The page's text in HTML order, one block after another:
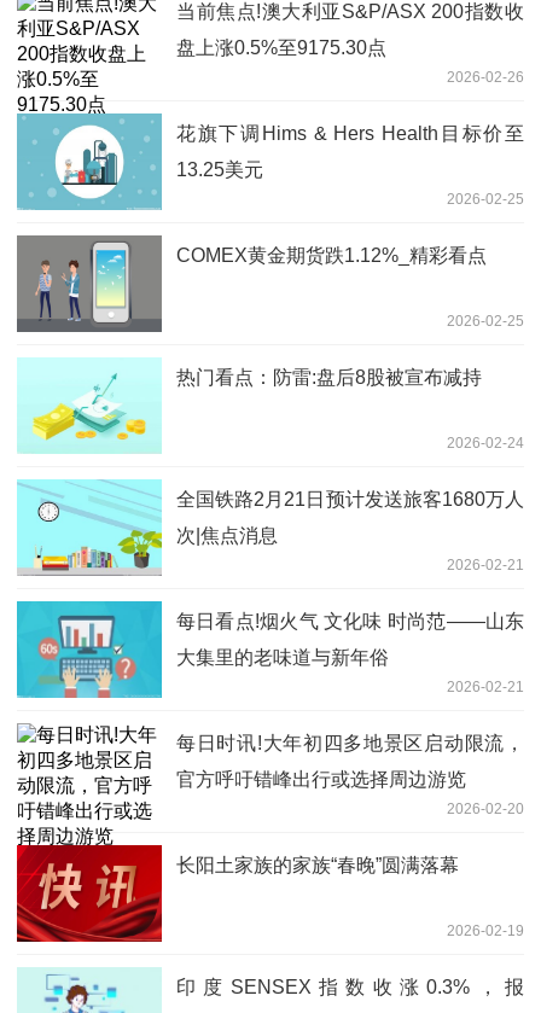
当前焦点!澳大利亚S&P/ASX 200指数收
盘上涨0.5%至9175.30点
2026-02-26
花旗下调Hims & Hers Health目标价至
13.25美元
2026-02-25
COMEX黄金期货跌1.12%_精彩看点
2026-02-25
热门看点：防雷:盘后8股被宣布减持
2026-02-24
全国铁路2月21日预计发送旅客1680万人
次|焦点消息
2026-02-21
每日看点!烟火气 文化味 时尚范——山东
大集里的老味道与新年俗
2026-02-21
每日时讯!大年初四多地景区启动限流，
官方呼吁错峰出行或选择周边游览
2026-02-20
长阳土家族的家族“春晚”圆满落幕
2026-02-19
印度SENSEX指数收涨0.3%，报